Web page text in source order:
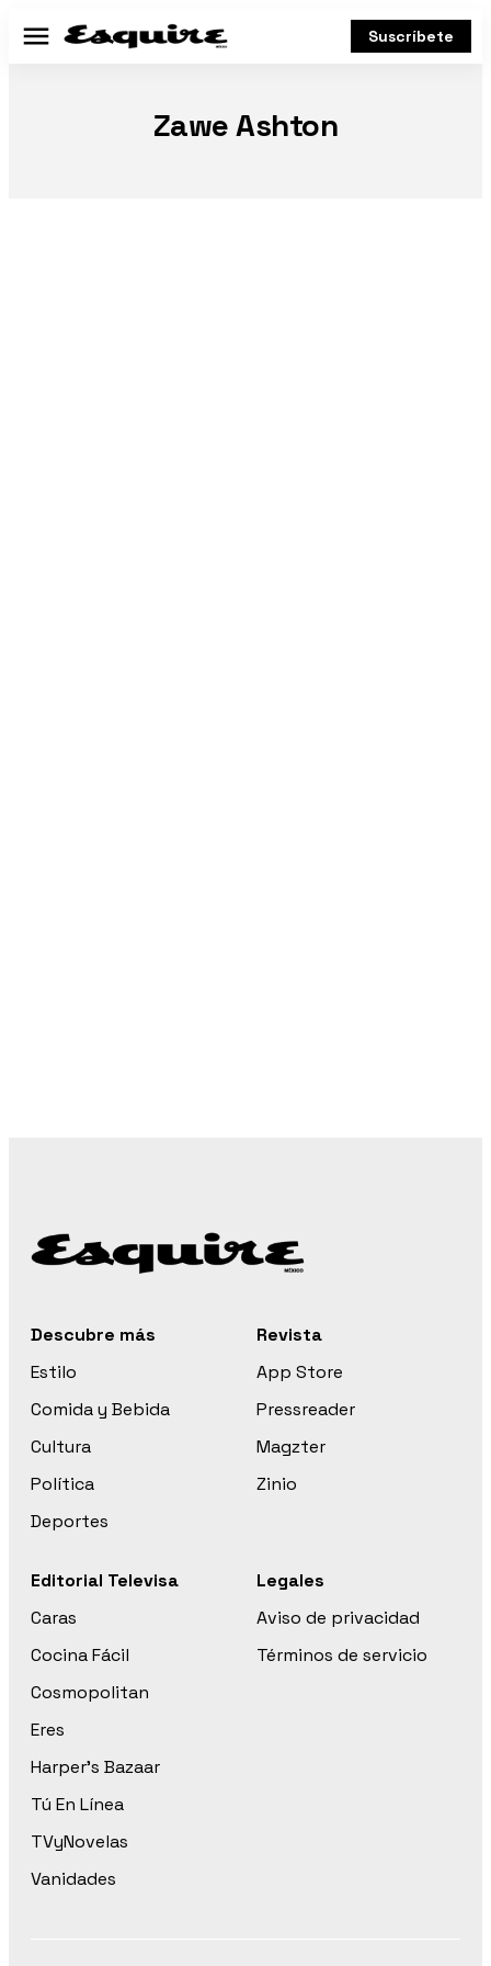
Menú Suscríbete
Zawe Ashton
Descubre más
Estilo
Comida y Bebida
Cultura
Política
Deportes
Revista
App Store
Pressreader
Magzter
Zinio
Editorial Televisa
Caras
Cocina Fácil
Cosmopolitan
Eres
Harper’s Bazaar
Tú En Línea
TVyNovelas
Vanidades
Legales
Aviso de privacidad
Términos de servicio